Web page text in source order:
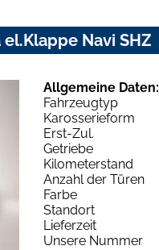
Navi SHZ
Allgemeine Daten:
Fahrzeugtyp
Karosserieform
Erst-Zul.
Getriebe
Kilometerstand
Anzahl der Türen
Farbe
Standort
Lieferzeit
Unsere Nummer